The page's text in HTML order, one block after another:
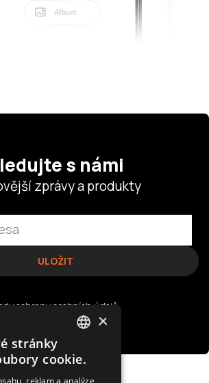
s námi
zprávy a produkty
ochrany osobních údajů
×
stránky
cookie.
reklam a analýze